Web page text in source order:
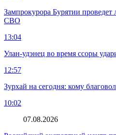
Зампрокурора Бурятии
СВО
13:04
Улан-удэнец во время ссоры
12:57
Зурхай на сегодня: кому
10:02
07.08.2026